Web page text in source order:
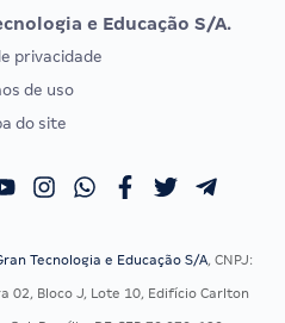
Vunesp
EXAME DE ORDEM
Calendário OAB
e Educação S/A.
privacidade
de uso
do site
Tecnologia e Educação S/A, CNPJ:
02, Bloco J, Lote 10, Edifício Carlton